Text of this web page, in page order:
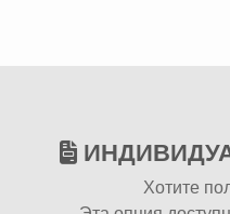
Хотите